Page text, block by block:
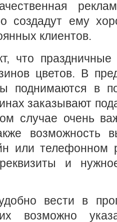
создадут ему
клиентов.
что
цветов. В
поднимаются в
заказывают
случае очень
возможность
или телефонном
и
вести в
возможно